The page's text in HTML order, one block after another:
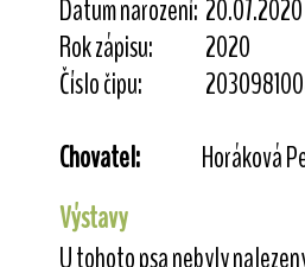
Datum narození: 20.07.2020
Rok zápisu:
2020
Číslo čipu:
Chovatel:
Horáková
Výstavy